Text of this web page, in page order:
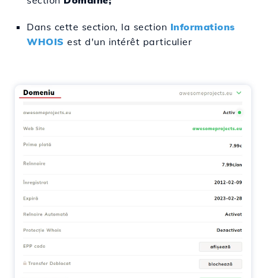
Dans cette section, la section Informations
WHOIS est d'un intérêt particulier